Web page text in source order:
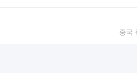
중국